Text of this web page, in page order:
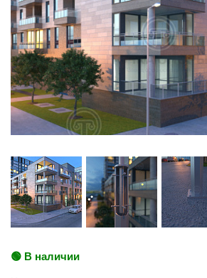
🟢 В наличии